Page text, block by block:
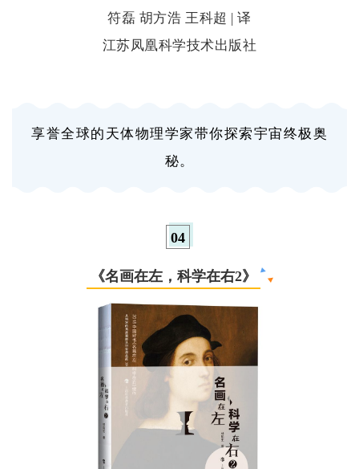
符磊 胡方浩 王科超 | 译
江苏凤凰科学技术出版社
享誉全球的天体物理学家带你探索宇宙终极奥
秘。
04
《名画在左，科学在右2》